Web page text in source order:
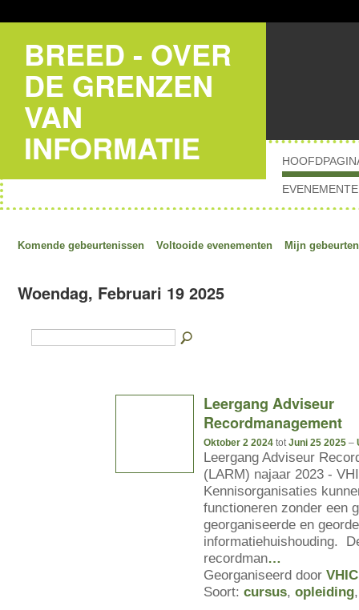
BREED - OVER
DE GRENZEN
VAN
INFORMATIE
Komende gebeurtenissen Voltooide evenementen Mijn
Woendag, Februari 19 2025
Leergang Adviseur
Recordmanagement
Oktober 2 2024 tot Juni 25 2025 –
Leergang Adviseur
(LARM) najaar 2023 -
Kennisorganisaties
functioneren zonder een
georganiseerde en
informatiehuishouding.
recordman…
Georganiseerd door
Soort: cursus, opleiding